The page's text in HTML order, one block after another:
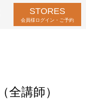
STORES
会員様ログイン・ご予約
全講師）